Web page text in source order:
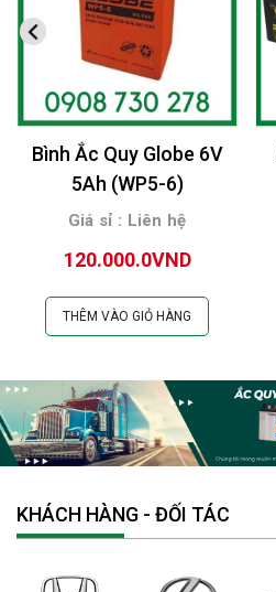
Bình Ắc Quy Globe 6V
5Ah (WP5-6)
Giá sỉ : Liên hệ
120.000.0VND
THÊM VÀO GIỎ HÀNG
KHÁCH HÀNG - ĐỐI TÁC